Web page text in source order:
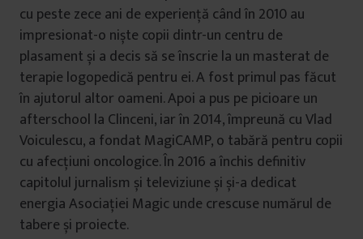
cu peste zece ani de experiență când în 2010 au
impresionat-o niște copii dintr-un centru de
plasament și a decis să se înscrie la un masterat de
terapie logopedică pentru ei. A fost primul pas făcut
în ajutorul altor oameni. Apoi a pus pe picioare un
afterschool la Clinceni, iar în 2014, împreună cu Vlad
Voiculescu, a fondat MagiCAMP, o tabără pentru copii
cu afecțiuni oncologice. În 2016 a închis definitiv
capitolul jurnalism și televiziune și și-a dedicat
energia Asociației Magic unde crescuse numărul de
tabere și proiecte.